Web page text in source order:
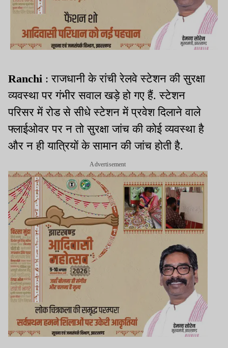
Ranchi : राजधानी के रांची रेलवे स्टेशन की सुरक्षा
व्यवस्था पर गंभीर सवाल खड़े हो गए हैं. स्टेशन
परिसर में रोड से सीधे स्टेशन में प्रवेश दिलाने वाले
फ्लाईओवर पर न तो सुरक्षा जांच की कोई व्यवस्था है
और न ही यात्रियों के सामान की जांच होती है.
Advertisement